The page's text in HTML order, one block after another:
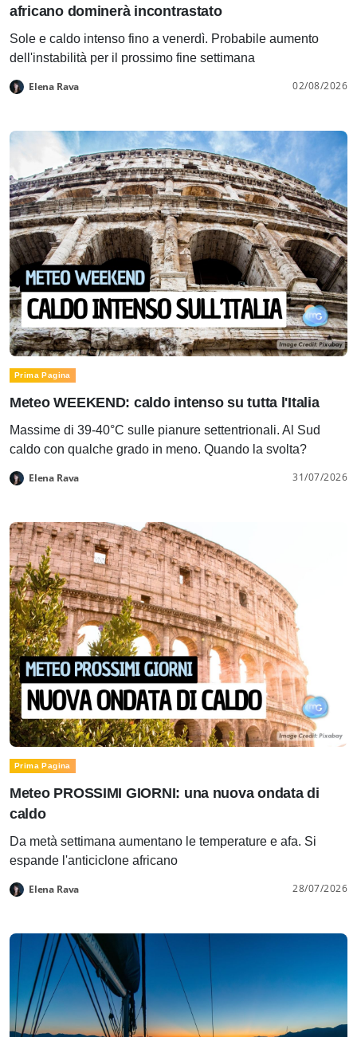
africano dominerà incontrastato
Sole e caldo intenso fino a venerdì. Probabile aumento
dell'instabilità per il prossimo fine settimana
Elena Rava 02/08/2026
Prima Pagina
Meteo WEEKEND: caldo intenso su tutta l'Italia
Massime di 39-40°C sulle pianure settentrionali. Al Sud
caldo con qualche grado in meno. Quando la svolta?
Elena Rava 31/07/2026
Prima Pagina
Meteo PROSSIMI GIORNI: una nuova ondata di
caldo
Da metà settimana aumentano le temperature e afa. Si
espande l'anticiclone africano
Elena Rava 28/07/2026